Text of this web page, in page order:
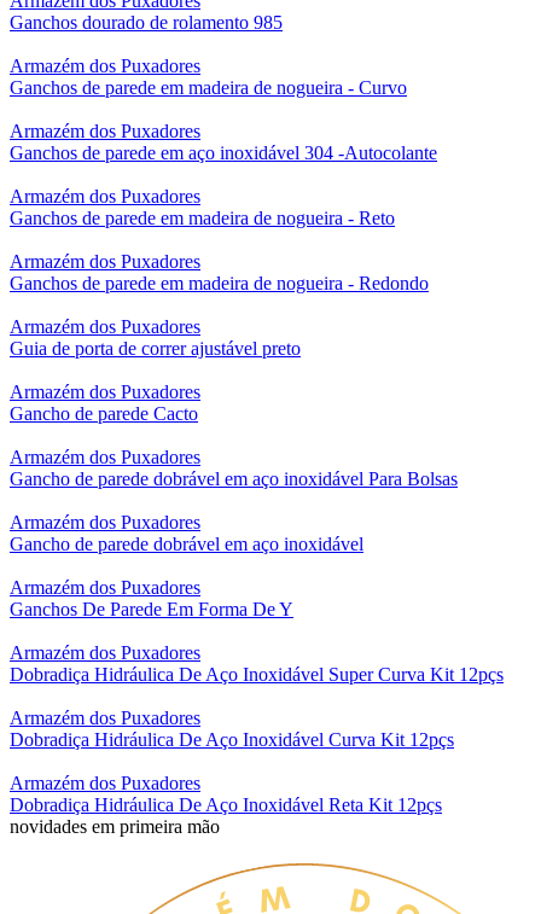
Ganchos dourado de rolamento 985
Armazém dos Puxadores
Ganchos de parede em madeira de nogueira - Curvo
Armazém dos Puxadores
Ganchos de parede em aço inoxidável 304 -Autocolante
Armazém dos Puxadores
Ganchos de parede em madeira de nogueira - Reto
Armazém dos Puxadores
Ganchos de parede em madeira de nogueira - Redondo
Armazém dos Puxadores
Guia de porta de correr ajustável preto
Armazém dos Puxadores
Gancho de parede Cacto
Armazém dos Puxadores
Gancho de parede dobrável em aço inoxidável Para Bolsas
Armazém dos Puxadores
Gancho de parede dobrável em aço inoxidável
Armazém dos Puxadores
Ganchos De Parede Em Forma De Y
Armazém dos Puxadores
Dobradiça Hidráulica De Aço Inoxidável Super Curva Kit 12pçs
Armazém dos Puxadores
Dobradiça Hidráulica De Aço Inoxidável Curva Kit 12pçs
Armazém dos Puxadores
Dobradiça Hidráulica De Aço Inoxidável Reta Kit 12pçs
novidades em primeira mão